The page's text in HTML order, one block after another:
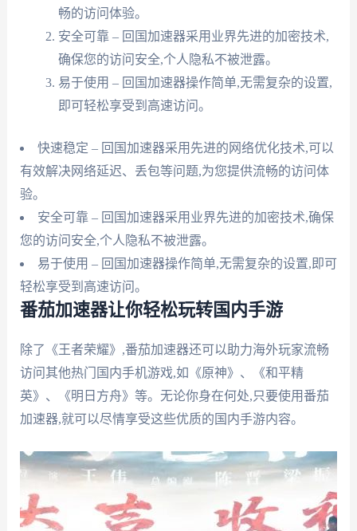
畅的访问体验。
安全可靠 – 回国加速器采用业界先进的加密技术,
确保您的访问安全,个人隐私不被泄露。
易于使用 – 回国加速器操作简单,无需复杂的设置,
即可轻松享受到高速访问。
快速稳定 – 回国加速器采用先进的网络优化技术,可以
有效解决网络延迟、丢包等问题,为您提供流畅的访问体
验。
安全可靠 – 回国加速器采用业界先进的加密技术,确保
您的访问安全,个人隐私不被泄露。
易于使用 – 回国加速器操作简单,无需复杂的设置,即可
轻松享受到高速访问。
番茄加速器让你轻松玩转国内手游
除了《王者荣耀》,番茄加速器还可以助力海外玩家流畅
访问其他热门国内手机游戏,如《原神》、《和平精
英》、《明日方舟》等。无论你身在何处,只要使用番茄
加速器,就可以尽情享受这些优质的国内手游内容。